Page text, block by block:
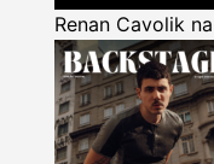
Renan Cavolik